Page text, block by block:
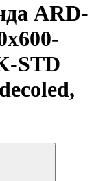
ARD-
STD